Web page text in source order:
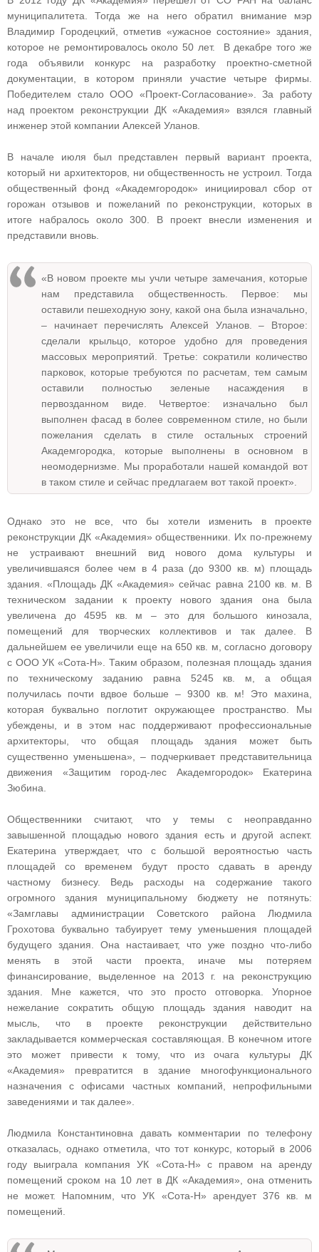
муниципалитета. Тогда же на него обратил внимание мэр
Владимир Городецкий, отметив «ужасное состояние» здания,
которое не ремонтировалось около 50 лет. В декабре того же
года объявили конкурс на разработку проектно-сметной
документации, в котором приняли участие четыре фирмы.
Победителем стало ООО «Проект-Согласование». За работу
над проектом реконструкции ДК «Академия» взялся главный
инженер этой компании Алексей Уланов.
В начале июля был представлен первый вариант проекта,
который ни архитекторов, ни общественность не устроил. Тогда
общественный фонд «Академгородок» инициировал сбор от
горожан отзывов и пожеланий по реконструкции, которых в
итоге набралось около 300. В проект внесли изменения и
представили вновь.
«В новом проекте мы учли четыре замечания, которые
нам представила общественность. Первое: мы
оставили пешеходную зону, какой она была изначально,
– начинает перечислять Алексей Уланов. – Второе:
сделали крыльцо, которое удобно для проведения
массовых мероприятий. Третье: сократили количество
парковок, которые требуются по расчетам, тем самым
оставили полностью зеленые насаждения в
первозданном виде. Четвертое: изначально был
выполнен фасад в более современном стиле, но были
пожелания сделать в стиле остальных строений
Академгородка, которые выполнены в основном в
неомодернизме. Мы проработали нашей командой вот
в таком стиле и сейчас предлагаем вот такой проект».
Однако это не все, что бы хотели изменить в проекте
реконструкции ДК «Академия» общественники. Их по-прежнему
не устраивают внешний вид нового дома культуры и
увеличившаяся более чем в 4 раза (до 9300 кв. м) площадь
здания. «Площадь ДК «Академия» сейчас равна 2100 кв. м. В
техническом задании к проекту нового здания она была
увеличена до 4595 кв. м – это для большого кинозала,
помещений для творческих коллективов и так далее. В
дальнейшем ее увеличили еще на 650 кв. м, согласно договору
с ООО УК «Сота-Н». Таким образом, полезная площадь здания
по техническому заданию равна 5245 кв. м, а общая
получилась почти вдвое больше – 9300 кв. м! Это махина,
которая буквально поглотит окружающее пространство. Мы
убеждены, и в этом нас поддерживают профессиональные
архитекторы, что общая площадь здания может быть
существенно уменьшена», – подчеркивает представительница
движения «Защитим город-лес Академгородок» Екатерина
Зюбина.
Общественники считают, что у темы с неоправданно
завышенной площадью нового здания есть и другой аспект.
Екатерина утверждает, что с большой вероятностью часть
площадей со временем будут просто сдавать в аренду
частному бизнесу. Ведь расходы на содержание такого
огромного здания муниципальному бюджету не потянуть:
«Замглавы администрации Советского района Людмила
Грохотова буквально табуирует тему уменьшения площадей
будущего здания. Она настаивает, что уже поздно что-либо
менять в этой части проекта, иначе мы потеряем
финансирование, выделенное на 2013 г. на реконструкцию
здания. Мне кажется, что это просто отговорка. Упорное
нежелание сократить общую площадь здания наводит на
мысль, что в проекте реконструкции действительно
закладывается коммерческая составляющая. В конечном итоге
это может привести к тому, что из очага культуры ДК
«Академия» превратится в здание многофункционального
назначения с офисами частных компаний, непрофильными
заведениями и так далее».
Людмила Константиновна давать комментарии по телефону
отказалась, однако отметила, что тот конкурс, который в 2006
году выиграла компания УК «Сота-Н» с правом на аренду
помещений сроком на 10 лет в ДК «Академия», она отменить
не может. Напомним, что УК «Сота-Н» арендует 376 кв. м
помещений.